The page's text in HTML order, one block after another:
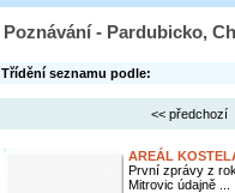
Poznávání - Pardubicko,
Třídění seznamu podle:
<< předchozí
AREÁL
První zprávy z
Mitrovic údajně ...